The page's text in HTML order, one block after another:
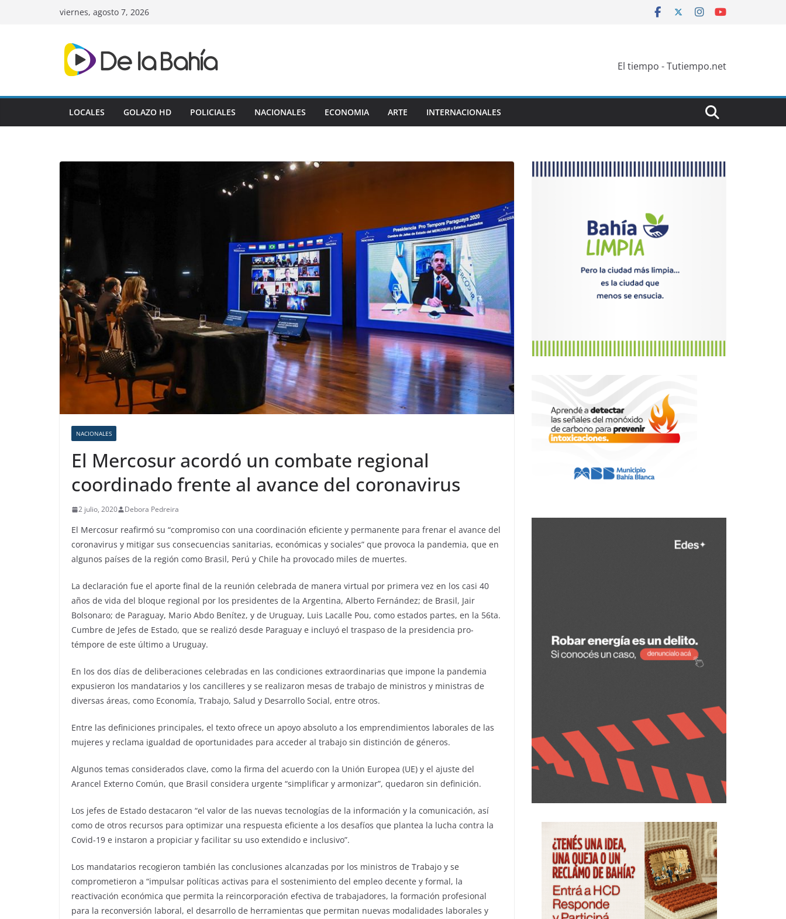
viernes, agosto 7, 2026
El tiempo - Tutiempo.net
LOCALES GOLAZO HD POLICIALES NACIONALES ECONOMIA ARTE INTERNACIONALES
NACIONALES
El Mercosur acordó un combate regional
coordinado frente al avance del coronavirus
2 julio, 2020 Debora Pedreira
El Mercosur reafirmó su “compromiso con una coordinación eficiente y permanente para frenar el avance del
coronavirus y mitigar sus consecuencias sanitarias, económicas y sociales” que provoca la pandemia, que en
algunos países de la región como Brasil, Perú y Chile ha provocado miles de muertes.
La declaración fue el aporte final de la reunión celebrada de manera virtual por primera vez en los casi 40
años de vida del bloque regional por los presidentes de la Argentina, Alberto Fernández; de Brasil, Jair
Bolsonaro; de Paraguay, Mario Abdo Benítez, y de Uruguay, Luis Lacalle Pou, como estados partes, en la 56ta.
Cumbre de Jefes de Estado, que se realizó desde Paraguay e incluyó el traspaso de la presidencia pro-
témpore de este último a Uruguay.
En los dos días de deliberaciones celebradas en las condiciones extraordinarias que impone la pandemia
expusieron los mandatarios y los cancilleres y se realizaron mesas de trabajo de ministros y ministras de
diversas áreas, como Economía, Trabajo, Salud y Desarrollo Social, entre otros.
Entre las definiciones principales, el texto ofrece un apoyo absoluto a los emprendimientos laborales de las
mujeres y reclama igualdad de oportunidades para acceder al trabajo sin distinción de géneros.
Algunos temas considerados clave, como la firma del acuerdo con la Unión Europea (UE) y el ajuste del
Arancel Externo Común, que Brasil considera urgente “simplificar y armonizar”, quedaron sin definición.
Los jefes de Estado destacaron “el valor de las nuevas tecnologías de la información y la comunicación, así
como de otros recursos para optimizar una respuesta eficiente a los desafíos que plantea la lucha contra la
Covid-19 e instaron a propiciar y facilitar su uso extendido e inclusivo”.
Los mandatarios recogieron también las conclusiones alcanzadas por los ministros de Trabajo y se
comprometieron a “impulsar políticas activas para el sostenimiento del empleo decente y formal, la
reactivación económica que permita la reincorporación efectiva de trabajadores, la formación profesional
para la reconversión laboral, el desarrollo de herramientas que permitan nuevas modalidades laborales y